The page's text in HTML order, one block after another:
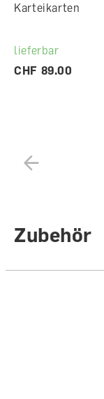
Karteikarten
lieferbar
CHF 89.00
Zubehör